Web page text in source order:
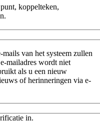
koppelteken,
van het systeem zullen
mailadres wordt niet
als u een nieuw
of herinneringen via e-
in.